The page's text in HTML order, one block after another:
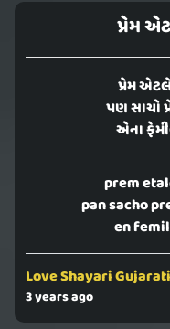
પ્રેમ
પ્રેમ
પણ સાચો
એના
prem
pan sacho
en
Love Shayari Gujarati
3 years ago